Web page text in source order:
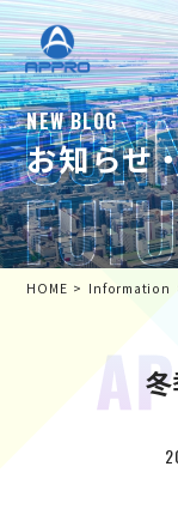
NEW BLOG
お知らせ
HOME Information